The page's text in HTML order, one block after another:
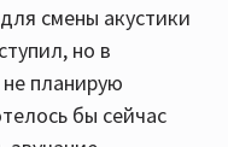
смены акустики
но в
планирую
бы сейчас